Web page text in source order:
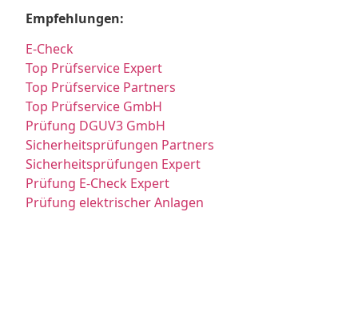
Empfehlungen:
E-Check
Top Prüfservice Expert
Top Prüfservice Partners
Top Prüfservice GmbH
Prüfung DGUV3 GmbH
Sicherheitsprüfungen Partners
Sicherheitsprüfungen Expert
Prüfung E-Check Expert
Prüfung elektrischer Anlagen